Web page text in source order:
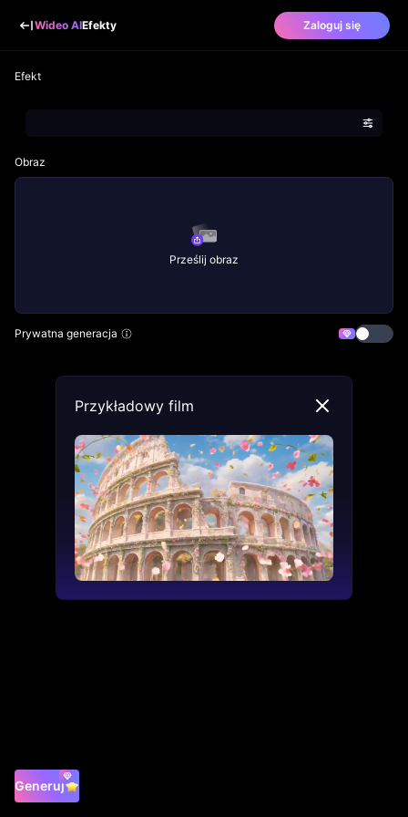
Wideo AIEfekty Zaloguj się
Efekt
Obraz
Prześlij obraz
Prywatna generacja
Generuj
Przykładowy film